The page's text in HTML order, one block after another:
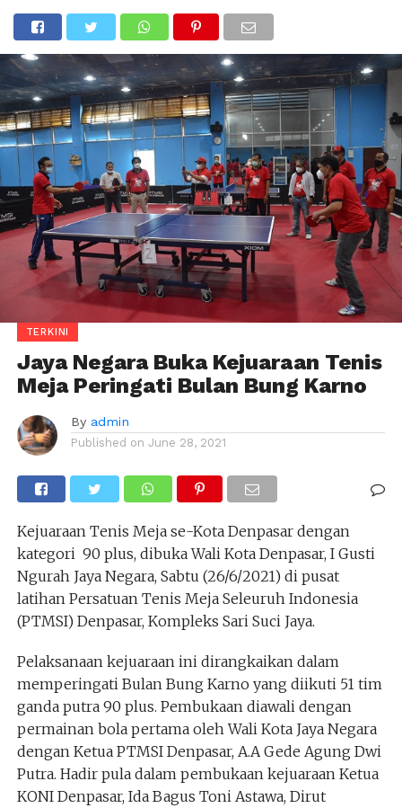
TERKINI
Jaya Negara Buka Kejuaraan Tenis
Meja Peringati Bulan Bung Karno
By admin
Published on June 28, 2021
Kejuaraan Tenis Meja se-Kota Denpasar dengan
kategori 90 plus, dibuka Wali Kota Denpasar, I Gusti
Ngurah Jaya Negara, Sabtu (26/6/2021) di pusat
latihan Persatuan Tenis Meja Seleuruh Indonesia
(PTMSI) Denpasar, Kompleks Sari Suci Jaya.
Pelaksanaan kejuaraan ini dirangkaikan dalam
memperingati Bulan Bung Karno yang diikuti 51 tim
ganda putra 90 plus. Pembukaan diawali dengan
permainan bola pertama oleh Wali Kota Jaya Negara
dengan Ketua PTMSI Denpasar, A.A Gede Agung Dwi
Putra. Hadir pula dalam pembukaan kejuaraan Ketua
KONI Denpasar, Ida Bagus Toni Astawa, Dirut